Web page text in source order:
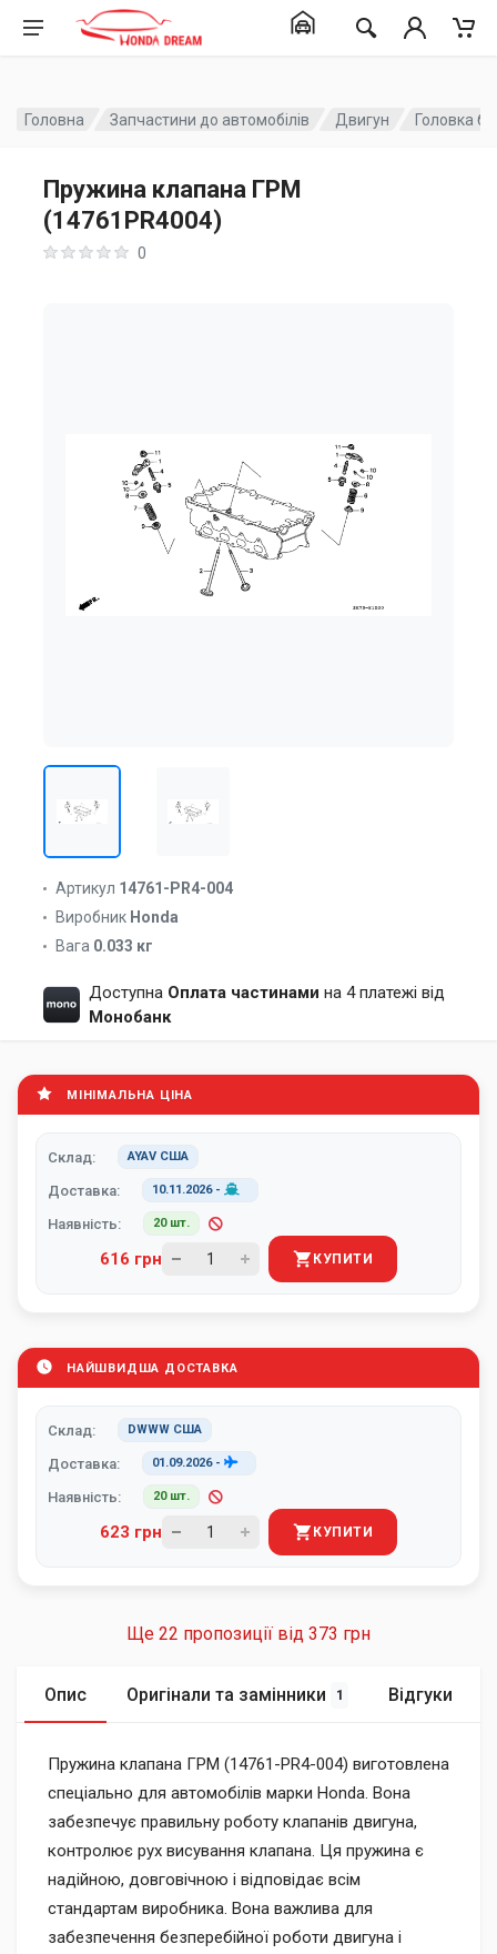
Головна Запчастини до автомобілів Двигун Головка
Пружина клапана ГРМ
(14761PR4004)
0
Артикул 14761-PR4-004
Виробник Honda
Вага 0.033 кг
Доступна Оплата частинами на 4 платежі від
Монобанк
МІНІМАЛЬНА ЦІНА
Склад: AYAV США
Доставка: 10.11.2026-
Наявність: 20 шт.
616 грн КУПИТИ
НАЙШВИДША ДОСТАВКА
Склад: DWWW США
Доставка: 01.09.2026-
Наявність: 20 шт.
623 грн КУПИТИ
Ще 22 пропозиції від 373 грн
Опис Оригінали та замінники 1 Відгуки
Пружина клапана ГРМ (14761-PR4-004) виготовлена
спеціально для автомобілів марки Honda. Вона
забезпечує правильну роботу клапанів двигуна,
контролює рух висування клапана. Ця пружина є
надійною, довговічною і відповідає всім
стандартам виробника. Вона важлива для
забезпечення безперебійної роботи двигуна і